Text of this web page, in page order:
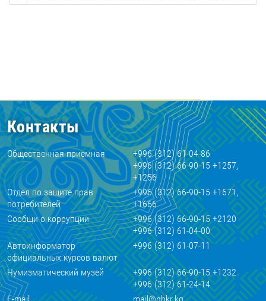
Контакты
Общественная приемная
+996 (312) 61-04-86
+996 (312) 66-90-15 +1257,
+1256
Отдел по защите прав
потребителей
+996 (312) 66-90-15 +1671,
+1666
Сообщи о коррупции
+996 (312) 66-90-15 +2120
+996 (312) 61-04-00
Автоинформатор
официальных курсов валют
+996 (312) 61-07-11
Нумизматический музей
+996 (312) 66-90-15 +1232
+996 (312) 61-24-14